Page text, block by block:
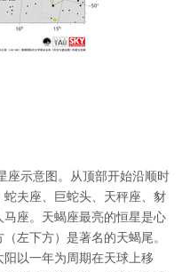
座示意图。从顶部开始沿顺时
夫座、巨蛇头、天秤座、豺
座。天蝎座最亮的恒星是心
左下方）是著名的天蝎尾。
以一年为周期在天球上移